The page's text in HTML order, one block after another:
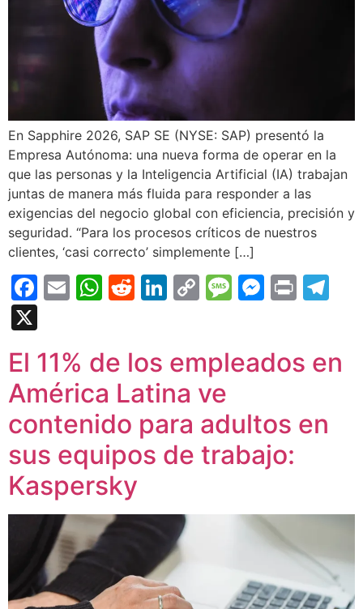
En Sapphire 2026, SAP SE (NYSE: SAP) presentó la
Empresa Autónoma: una nueva forma de operar en la
que las personas y la Inteligencia Artificial (IA) trabajan
juntas de manera más fluida para responder a las
exigencias del negocio global con eficiencia, precisión y
seguridad. “Para los procesos críticos de nuestros
clientes, ‘casi correcto’ simplemente […]
Facebook
EmailWhatsApp
Reddit
LinkedIn
CopyMessage
Print
El 11% de los empleados en
América Latina ve
contenido para adultos en
sus equipos de trabajo:
Kaspersky